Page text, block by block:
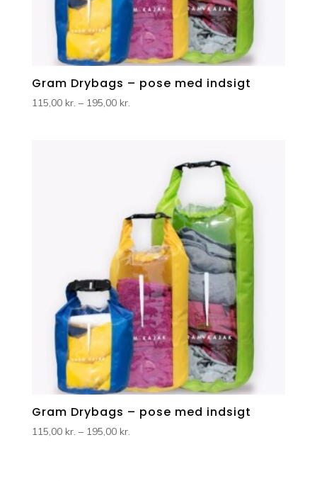
Gram Drybags – pose med indsigt
115,00 kr. – 195,00 kr.
Gram Drybags – pose med indsigt
115,00 kr. – 195,00 kr.